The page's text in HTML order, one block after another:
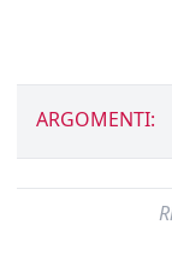
ARGOMENTI: